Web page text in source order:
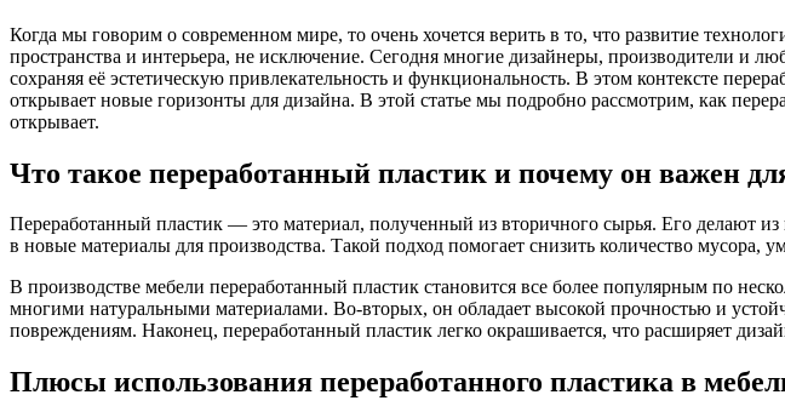
Когда мы говорим о современном мире, то очень хочется верить в то, что развитие
пространства и интерьера, не исключение. Сегодня многие дизайнеры, производители и
сохраняя её эстетическую привлекательность и функциональность. В этом контексте
открывает новые горизонты для дизайна. В этой статье мы подробно рассмотрим, как
открывает.
Что такое переработанный пластик и почему он важен
Переработанный пластик — это материал, полученный из вторичного сырья. Его делают
в новые материалы для производства. Такой подход помогает снизить количество
В производстве мебели переработанный пластик становится все более популярным по
многими натуральными материалами. Во-вторых, он обладает высокой прочностью и
повреждениям. Наконец, переработанный пластик легко окрашивается, что расширяет
Плюсы использования переработанного пластика в